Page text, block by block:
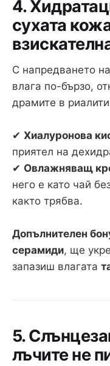
4.
сухата
С напредването
влага по-бързо,
драмите в
✔ Хиалуронова
приятел на
✔ Овлажняващ
него е като чай
както трябва.
Допълнителен
серамиди, ще
запазиш влагата
5.
лъчите не